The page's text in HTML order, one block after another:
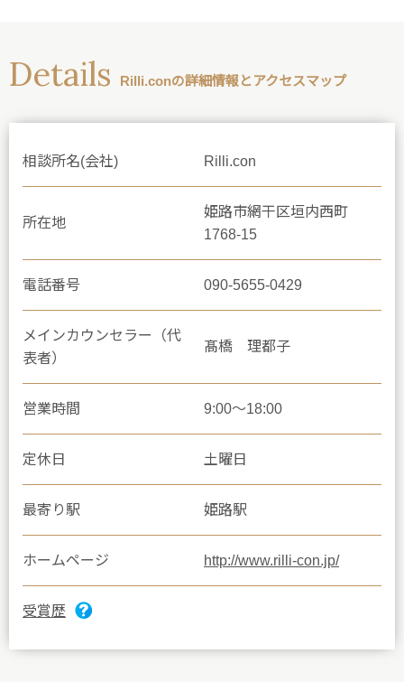
Details Rilli.conの詳細情報とアクセスマップ
相談所名(会社) Rilli.con
所在地
姫路市網干区垣内西町
1768-15
電話番号 090-5655-0429
メインカウンセラー（代
表者）
髙橋 理都子
営業時間 9:00〜18:00
定休日 土曜日
最寄り駅 姫路駅
ホームページ http://www.rilli-con.jp/
受賞歴